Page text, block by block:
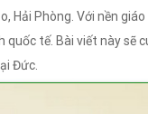
Hải Phòng. Với nền
quốc tế. Bài viết này sẽ
Đức.